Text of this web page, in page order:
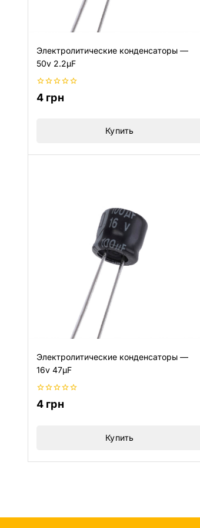
Электролитические конденсаторы —
50v 2.2µF
0
из
4 грн
Купить
Электролитические конденсаторы —
16v 47µF
0
из
4 грн
Купить